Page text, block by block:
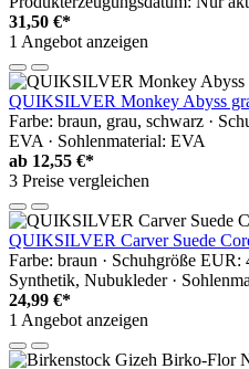
31,50 €*
1 Angebot anzeigen
QUIKSILVER Monkey Abyss
Farbe: braun, grau, schwarz ·
EVA · Sohlenmaterial: EVA
ab 12,55 €*
3 Preise vergleichen
QUIKSILVER Carver Suede
Farbe: braun · Schuhgröße
Synthetik, Nubukleder ·
24,99 €*
1 Angebot anzeigen